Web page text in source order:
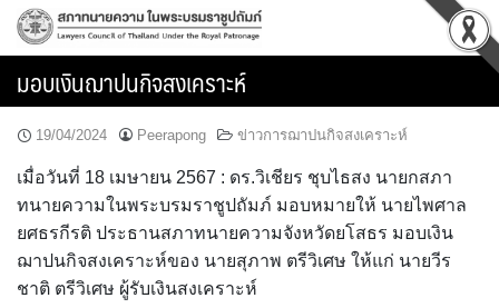
Skip
มอบเงินฌาปนกิจสงเคราะห์
19/04/2024 Peerapong ข่าวการฌาปนกิจสงเคราะห์
เมื่อวันที่ 18 เมษายน 2567 : ดร.วิเชียร ชุบไธสง นายกสภา
ทนายความในพระบรมราชูปถัมภ์ มอบหมายให้ นายไพศาล
ยศธรกีรติ ประธานสภาทนายความจังหวัดยโสธร มอบเงิน
ฌาปนกิจสงเคราะห์ของ นายสุภาพ ตรีวิเศษ ให้แก่ นายวีร
ชาติ ตรีวิเศษ ผู้รับเงินสงเคราะห์